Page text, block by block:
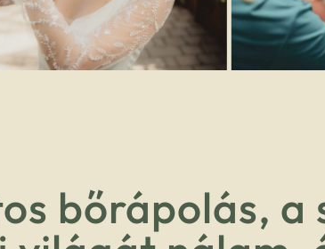
bőrápolás, a